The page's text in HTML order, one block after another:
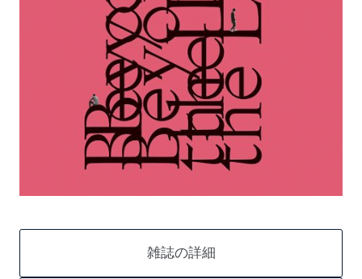
雑誌の詳細